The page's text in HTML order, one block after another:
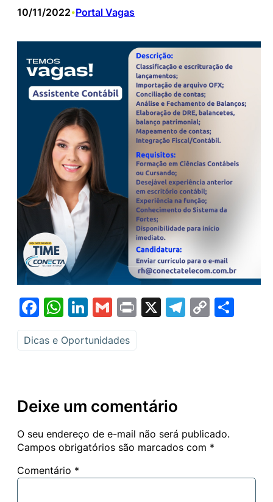
10/11/2022•Portal Vagas
Facebook
WhatsApp
LinkedIn
GmailPrint
X Telegram
Copy
Dicas e Oportunidades
Deixe um comentário
O seu endereço de e-mail não será publicado.
Campos obrigatórios são marcados com *
Comentário *